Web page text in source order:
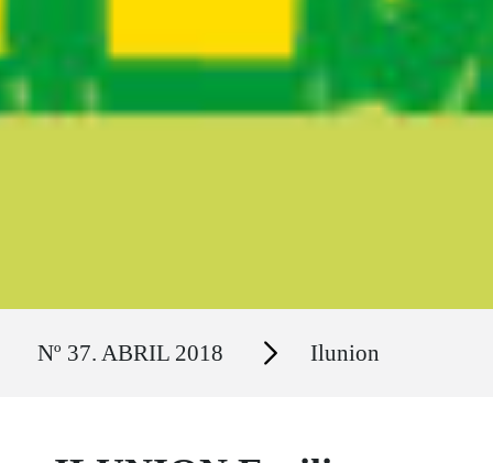
Nº 37. ABRIL 2018 Secciones Ilunion